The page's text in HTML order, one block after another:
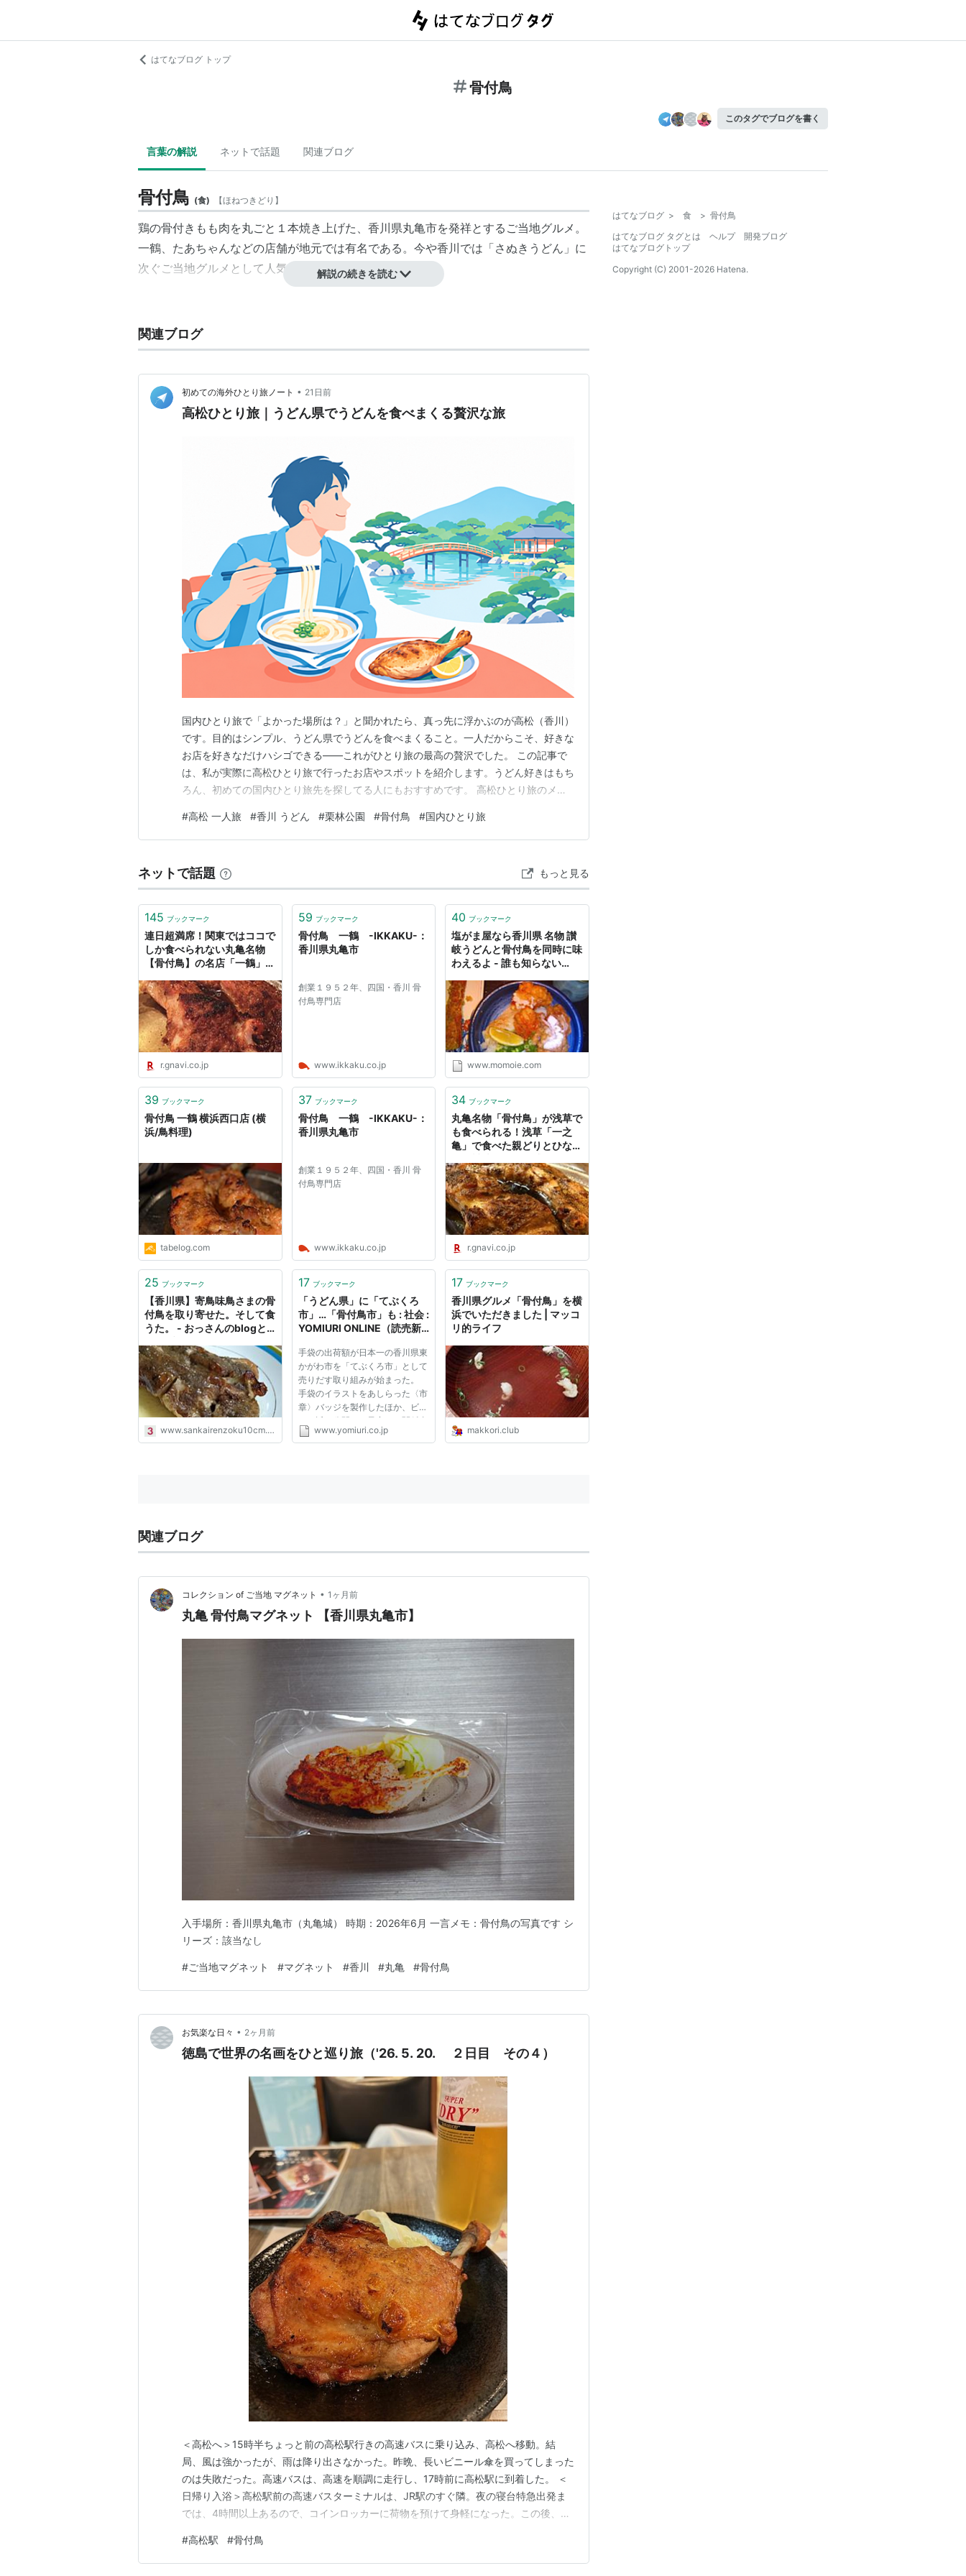
はてなブログ トップ
骨付鳥
このタグでブログを書く
言葉の解説 ネットで話題 関連ブログ
骨付鳥 (食) 【ほねつきどり 】
鶏の骨付きもも肉を丸ごと１本焼き上げた、香川県丸亀市を発祥とするご当地グルメ。
一鶴、 たあちゃんなどの店舗が地元では有名である。今や香川では「さぬきうどん」に
次ぐご当地グルメとして人気の骨付鳥。解説の続きを読む
関連ブログ
初めての海外ひとり旅ノート • 21日前
高松ひとり旅｜うどん県でうどんを食べまくる贅沢な旅
国内ひとり旅で「よかった場所は？」と聞かれたら、真っ先に浮かぶのが高松（香川）
です。目的はシンプル、うどん県でうどんを食べまくること。一人だからこそ、好きな
お店を好きなだけハシゴできる——これがひとり旅の最高の贅沢でした。 この記事で
は、私が実際に高松ひとり旅で行ったお店やスポットを紹介します。うどん好きはもち
ろん、初めての国内ひとり旅先を探してる人にもおすすめです。 高松ひとり旅のメイ
く、一人でサクッと入って、次のお店へ、が本当にやりやすい。私が回ったお店はこん
な感じです。 手打十段 うどんバカ一代：釜バターうどん…
#高松 一人旅 #香川 うどん #栗林公園 #骨付鳥 #国内ひとり旅
ネットで話題 もっと見る
145 ブックマーク
連日超満席！関東ではココで
しか食べられない丸亀名物
【骨付鳥】の名店「一鶴」へ
なのごはん
r.gnavi.co.jp
59 ブックマーク
骨付鳥 一鶴 -IKKAKU-：
香川県丸亀市
創業１９５２年、四国・香川 骨
付鳥専門店
www.ikkaku.co.jp
40 ブックマーク
塩がま屋なら香川県 名物 讃
岐うどんと骨付鳥を同時に味
わえるよ - 誰も知らない
www.momoie.com
39 ブックマーク
骨付鳥 一鶴 横浜西口店 (横
浜/鳥料理)
tabelog.com
37 ブックマーク
骨付鳥 一鶴 -IKKAKU-：
香川県丸亀市
創業１９５２年、四国・香川 骨
付鳥専門店
www.ikkaku.co.jp
34 ブックマーク
丸亀名物「骨付鳥」が浅草で
も食べられる！浅草「一之
亀」で食べた親どりとひなど
ぐるなび みんなのごはん
r.gnavi.co.jp
25 ブックマーク
【香川県】寄鳥味鳥さまの骨
付鳥を取り寄せた。そして食
うた。 - おっさんのblogと
www.sankairenzoku10cm.blue
17 ブックマーク
「うどん県」に「てぶくろ
市」…「骨付鳥市」も : 社会 :
YOMIURI ONLINE（読売新
手袋の出荷額が日本一の香川県東
かがわ市を「てぶくろ市」として
売りだす取り組みが始まった。
手袋のイラストをあしらった〈市
章〉バッジを製作したほか、ビデ
オも近く公開する予定で、関係者
は「東かがわを全国区に育てた
www.yomiuri.co.jp
17 ブックマーク
香川県グルメ「骨付鳥」を横
浜でいただきました | マッコ
リ的ライフ
makkori.club
関連ブログ
コレクション of ご当地 マグネット • 1ヶ月前
丸亀 骨付鳥マグネット 【香川県丸亀市】
入手場所：香川県丸亀市（丸亀城） 時期：2026年6月 一言メモ：骨付鳥の写真です シ
リーズ：該当なし
#ご当地マグネット #マグネット #香川 #丸亀 #骨付鳥
お気楽な日々 • 2ヶ月前
徳島で世界の名画をひと巡り旅（'26. 5. 20. ２日目 その４）
＜高松へ＞15時半ちょっと前の高松駅行きの高速バスに乗り込み、高松へ移動。結
局、風は強かったが、雨は降り出さなかった。昨晩、長いビニール傘を買ってしまった
のは失敗だった。高速バスは、高速を順調に走行し、17時前に高松駅に到着した。 ＜
日帰り入浴＞高松駅前の高速バスターミナルは、JR駅のすぐ隣。夜の寝台特急出発ま
では、4時間以上あるので、コインロッカーに荷物を預けて身軽になった。この後、ま
のまま職場に直行することになったので、汗を流しておきたかったからだ。サンライズ
瀬戸号にシャワーがあるが、シャワーカードが売り切れてし…
#高松駅 #骨付鳥
はてなブログ > 食 > 骨付鳥
はてなブログ タグとは
ヘルプ
開発ブログ
はてなブログトップ
Copyright (C) 2001-2026 Hatena.